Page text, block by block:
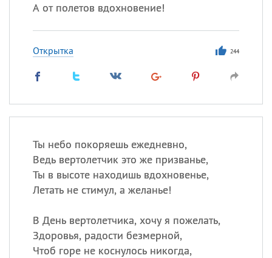
А от полетов вдохновение!
Открытка 244
Ты небо покоряешь ежедневно,
Ведь вертолетчик это же призванье,
Ты в высоте находишь вдохновенье,
Летать не стимул, а желанье!
В День вертолетчика, хочу я пожелать,
Здоровья, радости безмерной,
Чтоб горе не коснулось никогда,